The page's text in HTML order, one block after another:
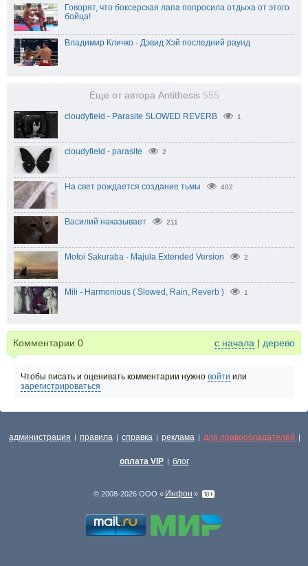
Говорят, что боксерская лапа попросила отдыха от этого
бойца!
Владимир Кличко - Дэвид Хэй последний раунд
Еще от автора Antithesis 555
cloudyfield - Parasite SLOWED REVERB 1
cloudyfield - parasite 2
На свет рождается создание тьмы 402
Василий наказывает 211
Motoi Sakuraba - Majula Extended Version 2
Mili - Harmonious ( Slowed, Rain, Reverb ) 1
Комментарии 0 с начала | дерево
Чтобы писать и оценивать комментарии нужно войти или
зарегистрироваться
администрация | правила | справка | реклама | для правообладателей |
оплата VIP | блог
© 2008-2026 ООО « Инфон »